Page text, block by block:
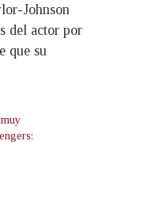
Johnson
del actor por
que su